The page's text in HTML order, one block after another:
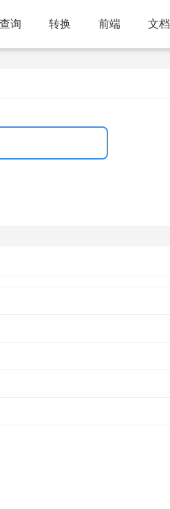
查询 转换 前端 文档